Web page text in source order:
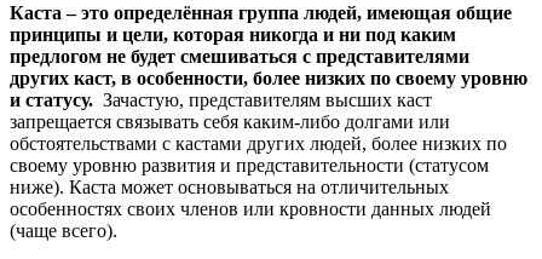
Каста – это определённая группа людей, имеющая общие
принципы и цели, которая никогда и ни под каким
предлогом не будет смешиваться с представителями
других каст, в особенности, более низких по своему уровню
и статусу. Зачастую, представителям высших каст
запрещается связывать себя каким-либо долгами или
обстоятельствами с кастами других людей, более низких по
своему уровню развития и представительности (статусом
ниже). Каста может основываться на отличительных
особенностях своих членов или кровности данных людей
(чаще всего).